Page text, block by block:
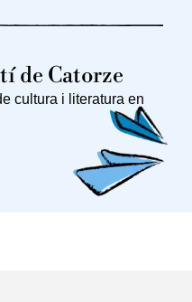
de Catorze
cultura i literatura en